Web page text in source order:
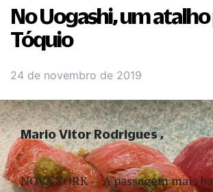
No Uogashi, um
Tóquio
24 de novembro de 2019
NOVA YORK — A passagem mais
Mario Vitor Rodrigues